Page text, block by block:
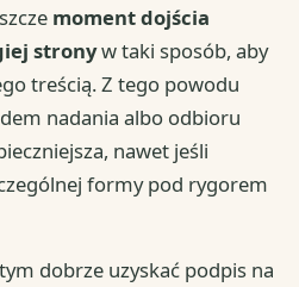
moment dojścia
stronyw taki sposób, aby
treścią. Z tego powodu
nadania albo odbioru
nawet jeśli
formy pod rygorem
dobrze uzyskać podpis na